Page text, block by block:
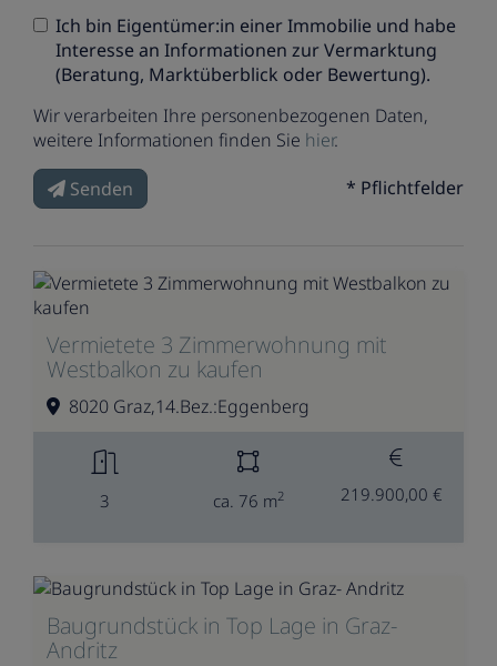
Ich bin Eigentümer:in einer Immobilie und habe
Interesse an Informationen zur Vermarktung
(Beratung, Marktüberblick oder Bewertung).
Wir verarbeiten Ihre personenbezogenen Daten,
weitere Informationen finden Sie hier.
Senden
* Pflichtfelder
Vermietete 3 Zimmerwohnung mit
Westbalkon zu kaufen
8020 Graz,14.Bez.:Eggenberg
3 ca. 76 m2 219.900,00 €
Baugrundstück in Top Lage in Graz-
Andritz